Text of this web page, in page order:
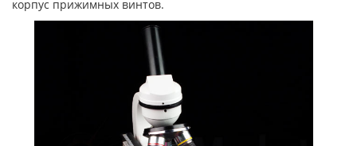
корпус прижимных винтов.